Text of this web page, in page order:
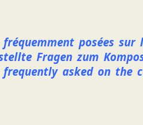
fréquemment posées sur
Fragen zum
frequently asked on the